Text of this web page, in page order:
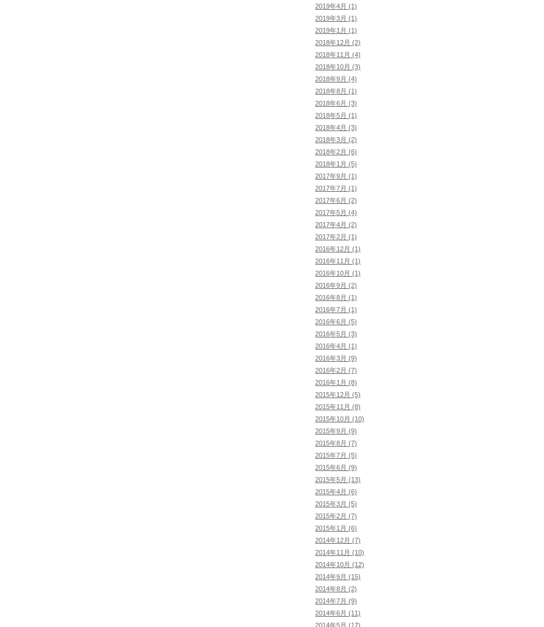
2019年4月 (1)
2019年3月 (1)
2019年1月 (1)
2018年12月 (2)
2018年11月 (4)
2018年10月 (3)
2018年9月 (4)
2018年8月 (1)
2018年6月 (3)
2018年5月 (1)
2018年4月 (3)
2018年3月 (2)
2018年2月 (6)
2018年1月 (5)
2017年9月 (1)
2017年7月 (1)
2017年6月 (2)
2017年5月 (4)
2017年4月 (2)
2017年2月 (1)
2016年12月 (1)
2016年11月 (1)
2016年10月 (1)
2016年9月 (2)
2016年8月 (1)
2016年7月 (1)
2016年6月 (5)
2016年5月 (3)
2016年4月 (1)
2016年3月 (9)
2016年2月 (7)
2016年1月 (8)
2015年12月 (5)
2015年11月 (8)
2015年10月 (10)
2015年9月 (9)
2015年8月 (7)
2015年7月 (5)
2015年6月 (9)
2015年5月 (13)
2015年4月 (6)
2015年3月 (5)
2015年2月 (7)
2015年1月 (6)
2014年12月 (7)
2014年11月 (10)
2014年10月 (12)
2014年9月 (15)
2014年8月 (2)
2014年7月 (9)
2014年6月 (11)
2014年5月 (17)